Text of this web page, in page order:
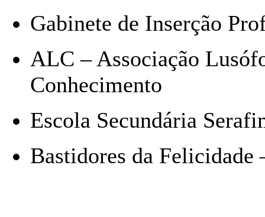
Gabinete de Inserção
ALC – Associação
Conhecimento
Escola Secundária
Bastidores da Felicidade